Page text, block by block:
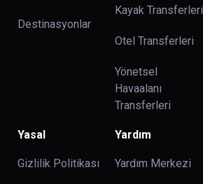
Destinasyonlar
Kayak Transferleri
Otel Transferleri
Yönetsel
Havaalanı
Transferleri
Yasal
Gizlilik Politikası
Yardım
Yardım Merkezi